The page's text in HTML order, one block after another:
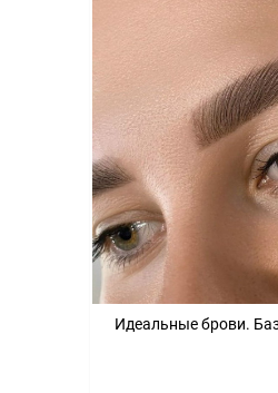
Идеальные брови.